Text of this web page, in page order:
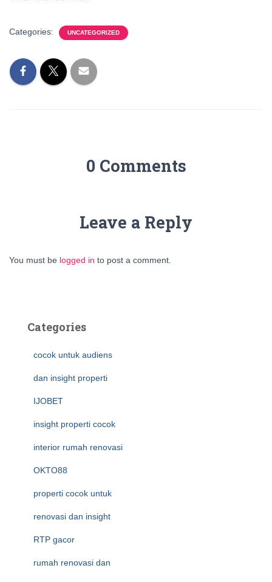
Categories: UNCATEGORIZED
0 Comments
Leave a Reply
You must be logged in to post a comment.
Categories
cocok untuk audiens
dan insight properti
IJOBET
insight properti cocok
interior rumah renovasi
OKTO88
properti cocok untuk
renovasi dan insight
RTP gacor
rumah renovasi dan